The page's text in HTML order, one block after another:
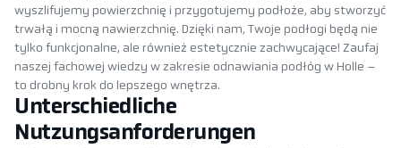
wyszlifujemy powierzchnię i przygotujemy podłoże, aby stworzyć
trwałą i mocną nawierzchnię. Dzięki nam, Twoje podłogi będą nie
tylko funkcjonalne, ale również estetycznie zachwycające! Zaufaj
naszej fachowej wiedzy w zakresie odnawiania podłóg w Holle –
to drobny krok do lepszego wnętrza.
Unterschiedliche
Nutzungsanforderungen